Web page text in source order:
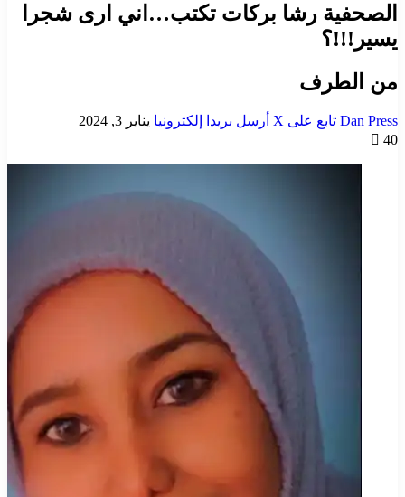
الصحفية رشا بركات تكتب…اني ارى شجرا
يسير!!!؟
من الطرف
Dan Press تابع على X أرسل بريدا إلكترونيا يناير 3, 2024
40